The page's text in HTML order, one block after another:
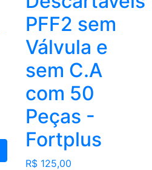
PFF2 sem
Válvula e
sem C.A
com 50
Peças -
Fortplus
R$ 125,00